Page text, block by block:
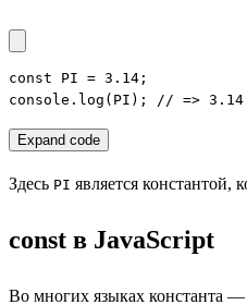
const PI = 3.14;
console.log(PI); // => 3.14
Expand code
Здесь PI является константой,
const в JavaScript
Во многих языках константа —